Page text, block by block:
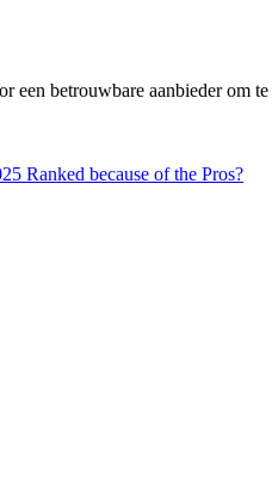
een betrouwbare aanbieder om
Ranked because of the Pros?